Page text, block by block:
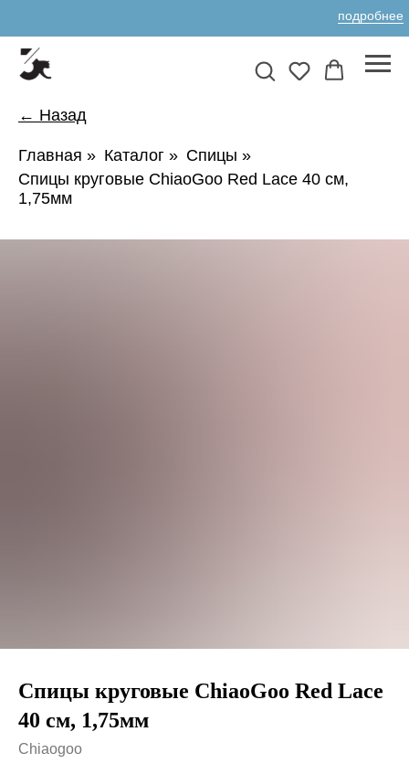
подробнее
← Назад
Главная » Каталог » Спицы »
Спицы круговые ChiaoGoo Red Lace 40 см,
1,75мм
Спицы круговые ChiaoGoo Red Lace
40 см, 1,75мм
Chiaogoo